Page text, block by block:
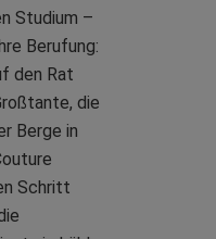
Studium –
Berufung:
den Rat
die
Berge in
Schritt